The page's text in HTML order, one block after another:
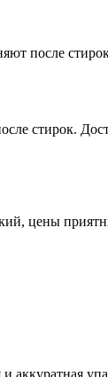
после
стирок.
цены